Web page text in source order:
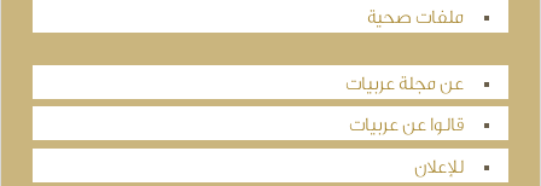
ملفات صحية
عن مجلة عربيات
قالوا عن عربيات
للإعلان